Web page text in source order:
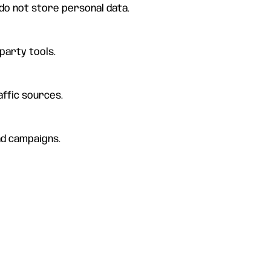
not store personal data.
tools.
sources.
campaigns.